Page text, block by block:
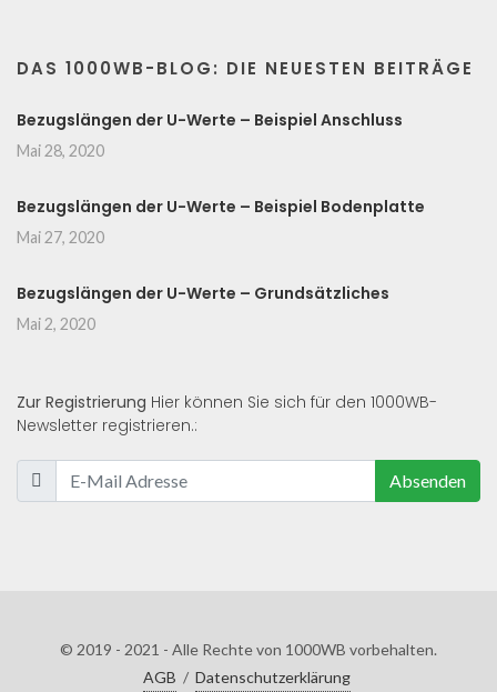
DAS 1000WB-BLOG: DIE NEUESTEN BEITRÄGE
Bezugslängen der U-Werte – Beispiel Anschluss
Mai 28, 2020
Bezugslängen der U-Werte – Beispiel Bodenplatte
Mai 27, 2020
Bezugslängen der U-Werte – Grundsätzliches
Mai 2, 2020
Zur Registrierung Hier können Sie sich für den 1000WB-
Newsletter registrieren.:
Absenden
© 2019 - 2021 - Alle Rechte von 1000WB vorbehalten.
AGB / Datenschutzerklärung